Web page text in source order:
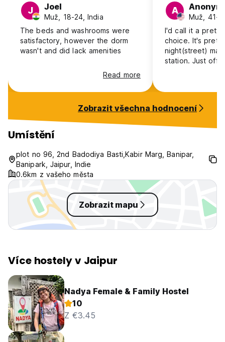
J Joel
Muž, 18-24, India
The beds and washrooms were
satisfactory, however the dorm
wasn't and did lack amenities
Read more
A
Muž, 41+,
I'd call it a pretty
choice. It's
night(street)
station. Just off
well. Restaurant
whatever. Nice
dirty looks
wrong way. It
yeesh.
Zobrazit všechna hodnocení
Umístění
plot no 96, 2nd Badodiya Basti,Kabir Marg, Banipar,
Banipark, Jaipur, Indie
0.6km z vašeho města
Zobrazit mapu
Více hostely v Jaipur
Nadya Female & Family Hostel
10
Z €3.45